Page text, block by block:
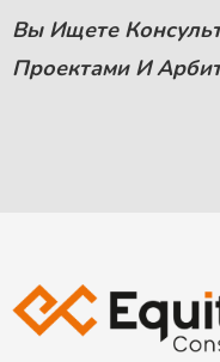
Вы Ищете
Проектами И